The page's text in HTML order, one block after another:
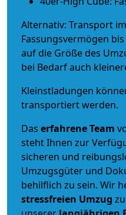
Alternativ: Transport
Fassungsvermögen
auf die Größe des
bei Bedarf auch
Kleinstladungen
transportiert werden.
Das erfahrene Team
steht Ihnen zur
sicheren und
Umzugsgüter und
behilflich zu sein. Wir
stressfreien Umzug